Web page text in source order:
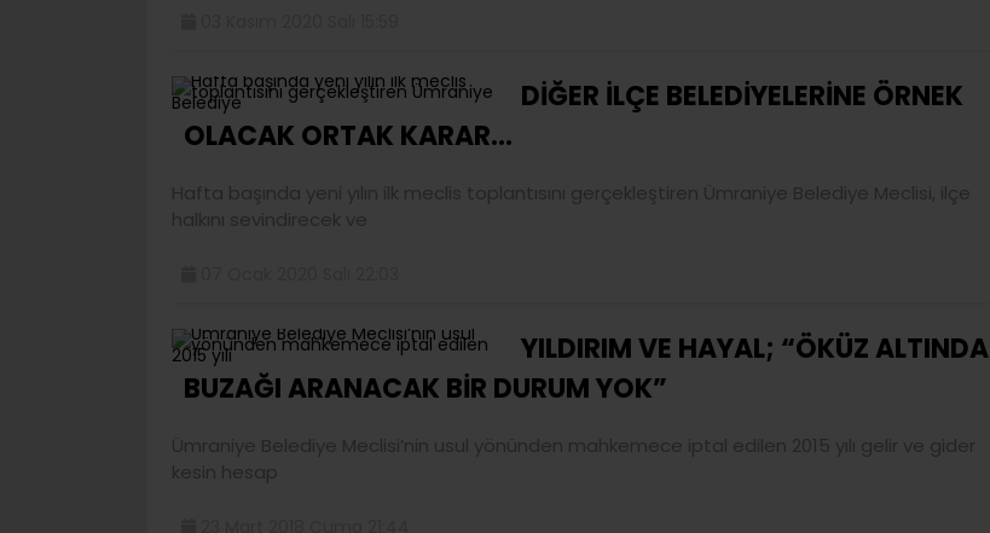
DİĞER İLÇE BELEDİYELERİNE ÖRNEK
OLACAK ORTAK KARAR…
Hafta başında yeni yılın ilk meclis toplantısını gerçekleştiren Ümraniye Belediye Meclisi, ilçe
halkını sevindirecek ve
YILDIRIM VE HAYAL; “ÖKÜZ ALTINDA
BUZAĞI ARANACAK BİR DURUM YOK”
Ümraniye Belediye Meclisi’nin usul yönünden mahkemece iptal edilen 2015 yılı gelir ve gider
kesin hesap